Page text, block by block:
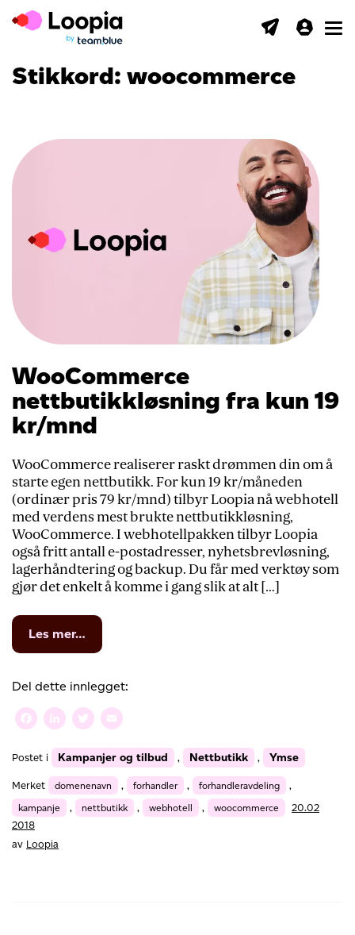
Stikkord: woocommerce
WooCommerce
nettbutikkløsning fra kun 19
kr/mnd
WooCommerce realiserer raskt drømmen din om å
starte egen nettbutikk. For kun 19 kr/måneden
(ordinær pris 79 kr/mnd) tilbyr Loopia nå webhotell
med verdens mest brukte nettbutikkløsning,
WooCommerce. I webhotellpakken tilbyr Loopia
også fritt antall e-postadresser, nyhetsbrevløsning,
lagerhåndtering og backup. Du får med verktøy som
gjør det enkelt å komme i gang slik at alt […]
Les mer…
WooCommerce
fra
kun
19
kr/mnd
Del dette innlegget:
Facebook
LinkedIn
Twitter
Postet i Kampanjer og tilbud , Nettbutikk , Ymse
Merket domenenavn , forhandler , forhandleravdeling
,
kampanje
, nettbutikk , webhotell , woocommerce
20.02
2018
av Loopia